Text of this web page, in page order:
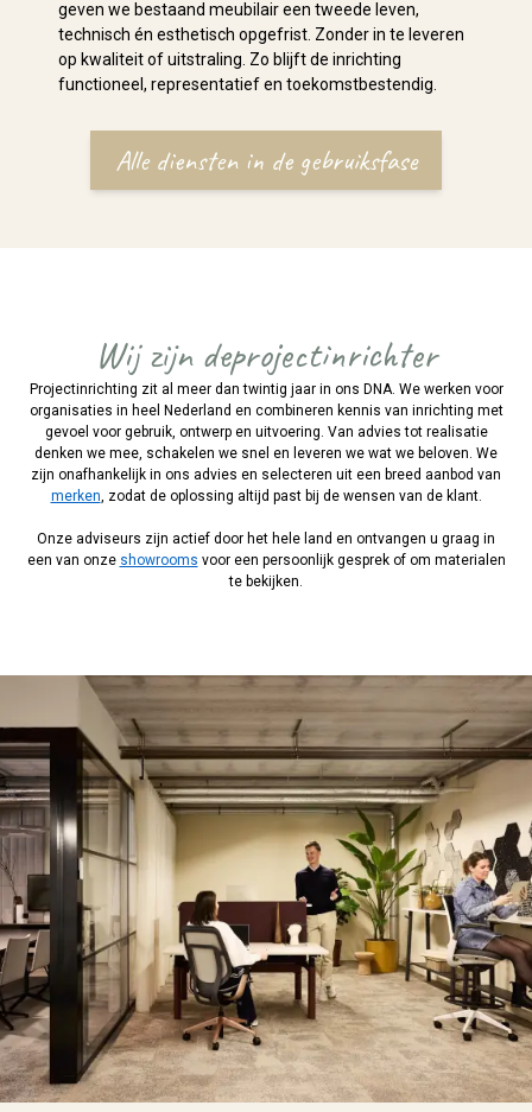
geven we bestaand meubilair een tweede leven,
technisch én esthetisch opgefrist. Zonder in te leveren
op kwaliteit of uitstraling. Zo blijft de inrichting
functioneel, representatief en toekomstbestendig.
Alle diensten in de gebruiksfase
Wij zijn deprojectinrichter
Projectinrichting zit al meer dan twintig jaar in ons DNA. We werken voor
organisaties in heel Nederland en combineren kennis van inrichting met
gevoel voor gebruik, ontwerp en uitvoering. Van advies tot realisatie
denken we mee, schakelen we snel en leveren we wat we beloven. We
zijn onafhankelijk in ons advies en selecteren uit een breed aanbod van
merken , zodat de oplossing altijd past bij de wensen van de klant.
Onze adviseurs zijn actief door het hele land en ontvangen u graag in
een van onze showrooms voor een persoonlijk gesprek of om materialen
te bekijken.